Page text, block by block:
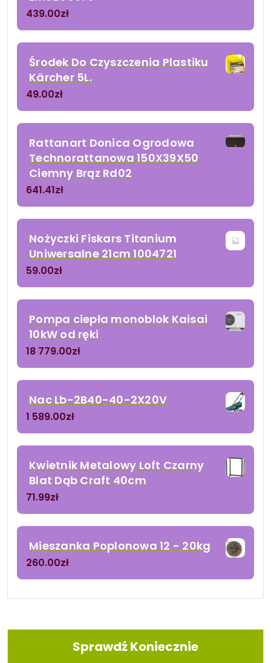
439.00zł
Środek Do Czyszczenia Plastiku
Kärcher 5L.
49.00zł
Rattanart Donica Ogrodowa
Technorattanowa 150X39X50
Ciemny Brąz Rd02
641.41zł
Nożyczki Fiskars Titanium
Uniwersalne 21cm 1004721
59.00zł
Pompa ciepła monoblok Kaisai
10kW od ręki
18 779.00zł
Nac Lb-2B40-40-2X20V
1 589.00zł
Kwietnik Metalowy Loft Czarny
Blat Dąb Craft 40cm
71.99zł
Mieszanka Poplonowa 12 - 20kg
260.00zł
Sprawdź Koniecznie